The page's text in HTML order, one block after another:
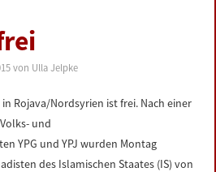
von Ulla Jelpke
Rojava/Nordsyrien ist frei. Nach einer
und
YPG und YPJ wurden Montag
des Islamischen Staates (IS) von